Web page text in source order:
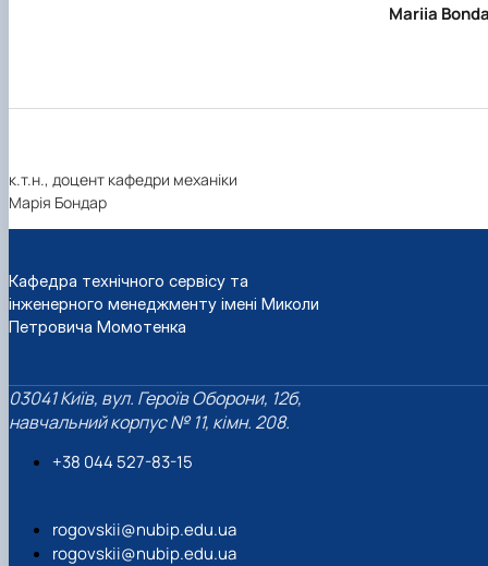
Mariia
к.т.н., доцент кафедри механіки
Марія Бондар
Кафедра технічного сервісу та
інженерного менеджменту імені Миколи
Петровича Момотенка
03041 Київ, вул. Героїв Оборони, 12б,
навчальний корпус № 11, кімн. 208.
+38 044 527-83-15
rogovskii@nubip.edu.ua
rogovskii@nubip.edu.ua